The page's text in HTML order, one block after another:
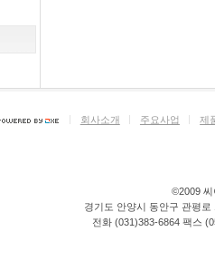
회사소개 주요사업 제
©2009 씨
경기도 안양시 동안구 관평
전화 (031)383-6864 팩스